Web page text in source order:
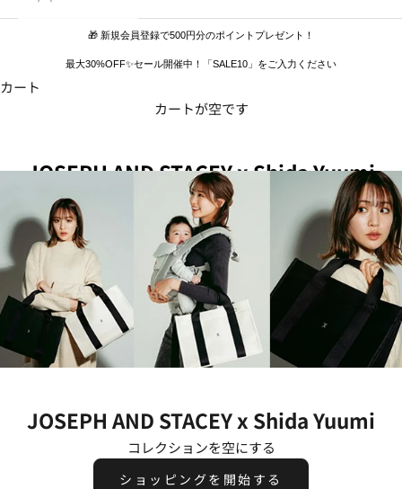
🎁 新規会員登録で500円分のポイントプレゼント！
最大30%OFF✨セール開催中！「SALE10」をご入力ください
カート
カートが空です
JOSEPH AND STACEY x Shida Yuumi
JOSEPH AND STACEY x Shida Yuumi
コレクションを空にする
ショッピングを開始する